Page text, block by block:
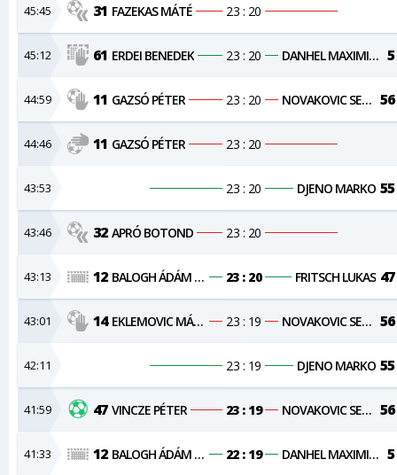
41:33 12 BALOGH ÁDÁM KRISTÓF 22 : 19 DANHEL MAXIMILIAN 5
41:59 47 VINCZE PÉTER 23 : 19 NOVAKOVIC SERGEJ 56
42:11 23 : 19 DJENO MARKO 55
43:01 14 EKLEMOVIC MÁRKÓ 23 : 19 NOVAKOVIC SERGEJ 56
43:13 12 BALOGH ÁDÁM KRISTÓF 23 : 20 FRITSCH LUKAS 47
43:46 32 APRÓ BOTOND 23 : 20
43:53 23 : 20 DJENO MARKO 55
44:46 11 GAZSÓ PÉTER 23 : 20
44:59 11 GAZSÓ PÉTER 23 : 20 NOVAKOVIC SERGEJ 56
45:12 61 ERDEI BENEDEK 23 : 20 DANHEL MAXIMILIAN 5
45:45 31 FAZEKAS MÁTÉ 23 : 20